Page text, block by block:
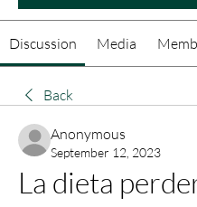
Discussion Media
Back
Anonymous
September 12, 2023
La dieta